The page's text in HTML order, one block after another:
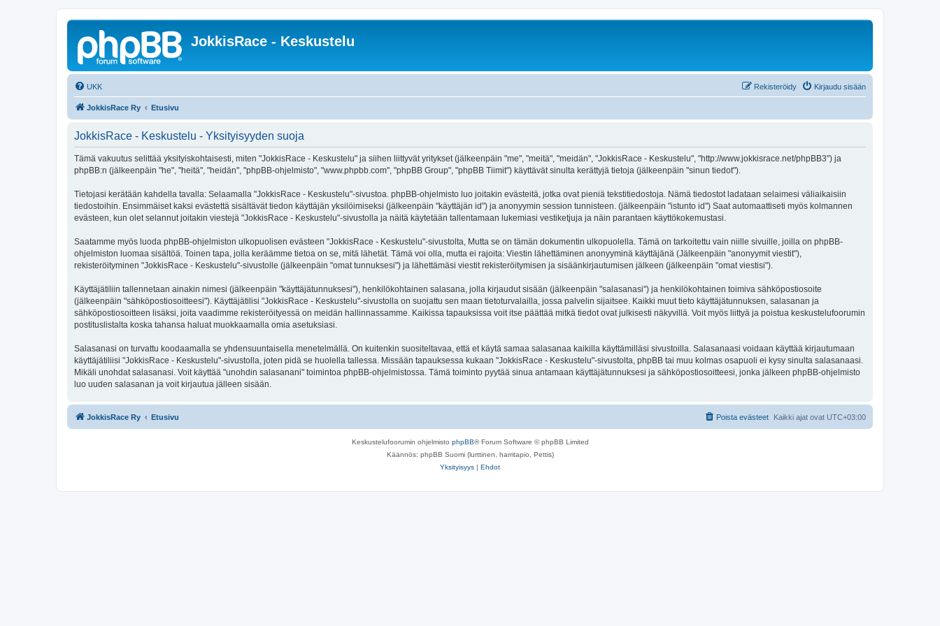
JokkisRace - Keskustelu
UKK Kirjaudu sisään
Rekisteröidy
JokkisRace Ry Etusivu
JokkisRace - Keskustelu - Yksityisyyden suoja
Tämä vakuutus selittää yksityiskohtaisesti, miten "JokkisRace - Keskustelu" ja siihen liittyvät yritykset (jälkeenpäin "me", "meitä", "meidän", "JokkisRace - Keskustelu", "http://www.jokkisrace.net/phpBB3") ja
phpBB:n (jälkeenpäin "he", "heitä", "heidän", "phpBB-ohjelmisto", "www.phpbb.com", "phpBB Group", "phpBB Tiimit") käyttävät sinulta kerättyjä tietoja (jälkeenpäin "sinun tiedot").
Tietojasi kerätään kahdella tavalla: Selaamalla "JokkisRace - Keskustelu"-sivustoa. phpBB-ohjelmisto luo joitakin evästeitä, jotka ovat pieniä tekstitiedostoja. Nämä tiedostot ladataan selaimesi väliaikaisiin
tiedostoihin. Ensimmäiset kaksi evästettä sisältävät tiedon käyttäjän yksilöimiseksi (jälkeenpäin "käyttäjän id") ja anonyymin session tunnisteen. (jälkeenpäin "istunto id") Saat automaattiseti myös kolmannen
evästeen, kun olet selannut joitakin viestejä "JokkisRace - Keskustelu"-sivustolla ja näitä käytetään tallentamaan lukemiasi vestiketjuja ja näin parantaen käyttökokemustasi.
Saatamme myös luoda phpBB-ohjelmiston ulkopuolisen evästeen "JokkisRace - Keskustelu"-sivustolta, Mutta se on tämän dokumentin ulkopuolella. Tämä on tarkoitettu vain niille sivuille, joilla on phpBB-
ohjelmiston luomaa sisältöä. Toinen tapa, jolla keräämme tietoa on se, mitä lähetät. Tämä voi olla, mutta ei rajoita: Viestin lähettäminen anonyyminä käyttäjänä (Jälkeenpäin "anonyymit viestit"),
rekisteröityminen "JokkisRace - Keskustelu"-sivustolle (jälkeenpäin "omat tunnuksesi") ja lähettämäsi viestit rekisteröitymisen ja sisäänkirjautumisen jälkeen (jälkeenpäin "omat viestisi").
Käyttäjätiliin tallennetaan ainakin nimesi (jälkeenpäin "käyttäjätunnuksesi"), henkilökohtainen salasana, jolla kirjaudut sisään (jälkeenpäin "salasanasi") ja henkilökohtainen toimiva sähköpostiosoite
(jälkeenpäin "sähköpostiosoitteesi"). Käyttäjätilisi "JokkisRace - Keskustelu"-sivustolla on suojattu sen maan tietoturvalailla, jossa palvelin sijaitsee. Kaikki muut tieto käyttäjätunnuksen, salasanan ja
sähköpostiosoitteen lisäksi, joita vaadimme rekisteröityessä on meidän hallinnassamme. Kaikissa tapauksissa voit itse päättää mitkä tiedot ovat julkisesti näkyvillä. Voit myös liittyä ja poistua keskustelufoorumin
postituslistalta koska tahansa haluat muokkaamalla omia asetuksiasi.
Salasanasi on turvattu koodaamalla se yhdensuuntaisella menetelmällä. On kuitenkin suositeltavaa, että et käytä samaa salasanaa kaikilla käyttämilläsi sivustoilla. Salasanaasi voidaan käyttää kirjautumaan
käyttäjätiliisi "JokkisRace - Keskustelu"-sivustolla, joten pidä se huolella tallessa. Missään tapauksessa kukaan "JokkisRace - Keskustelu"-sivustolta, phpBB tai muu kolmas osapuoli ei kysy sinulta salasanaasi.
Mikäli unohdat salasanasi. Voit käyttää "unohdin salasanani" toimintoa phpBB-ohjelmistossa. Tämä toiminto pyytää sinua antamaan käyttäjätunnuksesi ja sähköpostiosoitteesi, jonka jälkeen phpBB-ohjelmisto
luo uuden salasanan ja voit kirjautua jälleen sisään.
JokkisRace Ry Etusivu Kaikki ajat ovat UTC+03:00
Poista evästeet
Keskustelufoorumin ohjelmisto phpBB® Forum Software © phpBB Limited
Käännös: phpBB Suomi (lurttinen, harritapio, Pettis)
Yksityisyys | Ehdot